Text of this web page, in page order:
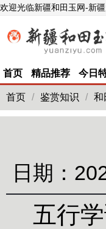
欢迎光临新疆和田玉网-新
首页 精品推荐 今日
首页 / 鉴赏知识 / 和
日期：
五行学